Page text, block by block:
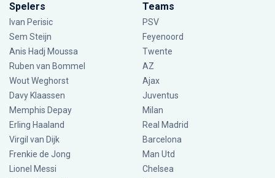
Spelers
Ivan Perisic
Sem Steijn
Anis Hadj Moussa
Ruben van Bommel
Wout Weghorst
Davy Klaassen
Memphis Depay
Erling Haaland
Virgil van Dijk
Frenkie de Jong
Lionel Messi
Teams
PSV
Feyenoord
Twente
AZ
Ajax
Juventus
Milan
Real Madrid
Barcelona
Man Utd
Chelsea